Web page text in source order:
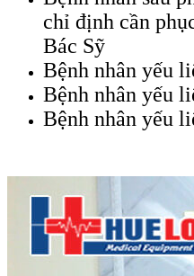
chỉ định cần
Bác Sỹ
Bệnh nhân yếu
Bệnh nhân yếu
Bệnh nhân yếu